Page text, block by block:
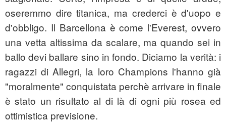
oseremmo dire titanica, ma crederci è d'uopo e
d'obbligo. Il Barcellona è come l'Everest, ovvero
una vetta altissima da scalare, ma quando sei in
ballo devi ballare sino in fondo. Diciamo la verità: i
ragazzi di Allegri, la loro Champions l'hanno già
"moralmente" conquistata perchè arrivare in finale
è stato un risultato al di là di ogni più rosea ed
ottimistica previsione.